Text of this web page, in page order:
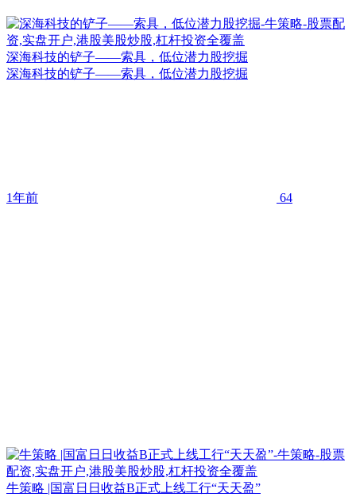
深海科技的铲子——索具，低位潜力股挖掘
深海科技的铲子——索具，低位潜力股挖掘
1年前 64
牛策略 |国富日日收益B正式上线工行“天天盈”